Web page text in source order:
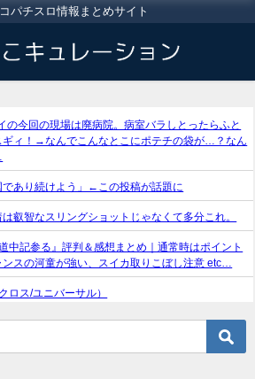
パチスロ情報まとめサイト
の今回の現場は廃病院。病室バラしとったらふと
ギィ！→なんでこんなとこにポテチの袋が…？なん
あり続けよう」←この投稿が話題に
は叡智なスリングショットじゃなくて多分これ。
中記参る』評判＆感想まとめ｜通常時はポイント
スの河童が強い、スイカ取りこぼし注意 etc…
ロス/ユニバーサル）
ク・攻略情報
』公式PV動画｜LT直行型399帯、運命分岐から上